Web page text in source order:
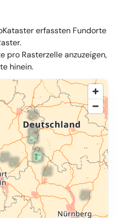
erfassten Fundorte
pro Rasterzelle anzuzeigen,
hinein.
34u GmbH